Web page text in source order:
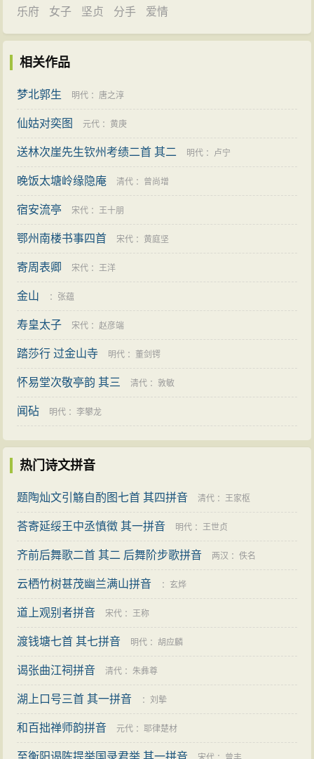
乐府 女子 坚贞 分手 爱情
相关作品
梦北郭生 明代 ： 唐之淳
仙姑对奕图 元代 ：黄庚
送林次崖先生钦州考绩二首 其二 明代 ： 卢宁
晚饭太塘岭缘隐庵 清代 ： 曾尚增
宿安流亭 宋代 ：王十朋
鄂州南楼书事四首 宋代 ：黄庭坚
寄周表卿 宋代 ：王洋
金山 ： 张蕴
寿皇太子 宋代 ：赵彦端
踏莎行 过金山寺 明代 ： 董剑锷
怀易堂次敬亭韵 其三 清代 ：敦敏
闻砧 明代 ：李攀龙
热门诗文拼音
题陶灿文引觞自酌图七首 其四拼音 清代 ：王家枢
荅寄延绥王中丞慎徵 其一拼音 明代 ：王世贞
齐前后舞歌二首 其二 后舞阶步歌拼音 两汉 ：佚名
云栖竹树甚茂幽兰满山拼音 ： 玄烨
道上观别者拼音 宋代 ：王称
渡钱塘七首 其七拼音 明代 ：胡应麟
谒张曲江祠拼音 清代 ：朱彝尊
湖上口号三首 其一拼音 ：刘摰
和百拙禅师韵拼音 元代 ：耶律楚材
至衡阳谒陈提举国录君举 其一拼音